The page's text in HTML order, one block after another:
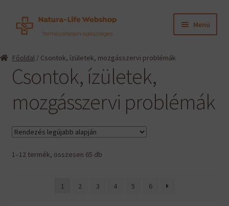
Ugrás
Kilépés
Menü
Információk
menu
Gyártók
Expand
Hírek
Viszonteladók, szakembereknek
Főoldal/ Csontok, ízületek, mozgásszervi problémák
Csontok, ízületek,
mozgásszervi problémák
1–12 termék, összesen 65 dbSorted
1
2 3 4 5 6